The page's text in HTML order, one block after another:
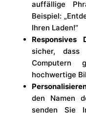
auffällige
Beispiel:
Ihren Laden!“
Responsives
sicher,
Computern
hochwertige
den Namen
senden Sie